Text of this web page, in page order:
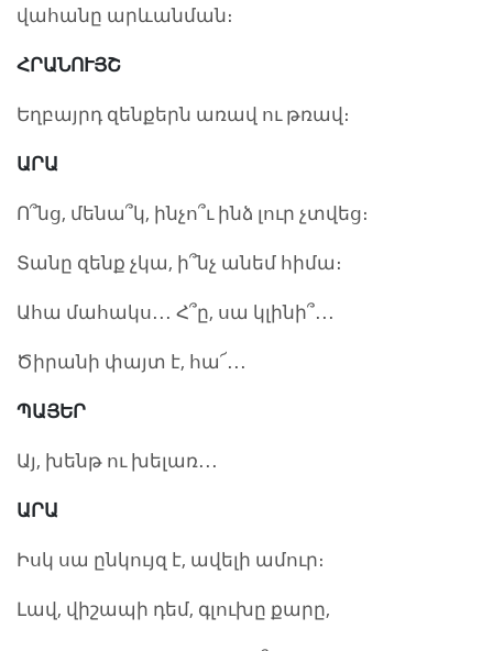
վահանը արևանման։
ՀՐԱՆՈՒՅՇ
Եղբայրդ զենքերն առավ ու թռավ։
ԱՐԱ
Ո՞նց, մենա՞կ, ինչո՞ւ ինձ լուր չտվեց։
Տանը զենք չկա, ի՞նչ անեմ հիմա։
Ահա մահակս․․․ Հ՞ը, սա կլինի՞․․․
Ծիրանի փայտ է, հա՜․․․
ՊԱՅԵՐ
Այ, խենթ ու խելառ․․․
ԱՐԱ
Իսկ սա ընկույզ է, ավելի ամուր։
Լավ, վիշապի դեմ, գլուխը քարը,